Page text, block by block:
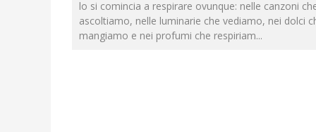
lo si comincia a respirare ovunque: nelle canzoni
ascoltiamo, nelle luminarie che vediamo, nei dolci
mangiamo e nei profumi che respiriam...